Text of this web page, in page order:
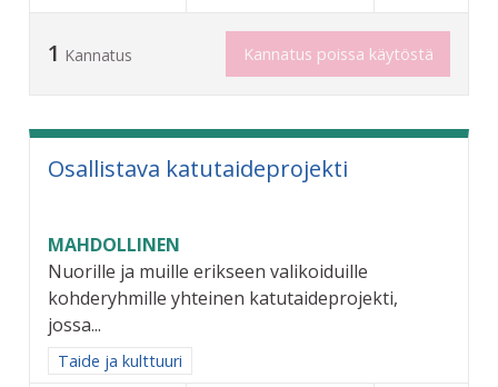
1 Kannatus Kannatus poissa käytöstä
Osallistava katutaideprojekti
MAHDOLLINEN
Nuorille ja muille erikseen valikoiduille
kohderyhmille yhteinen katutaideprojekti,
jossa...
Rajaa tulokset aihepiirin mukaan: Taide ja kulttuuri
Taide ja kulttuuri